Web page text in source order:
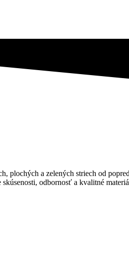
plochých a zelených striech od
skúsenosti, odbornosť a kvalitné